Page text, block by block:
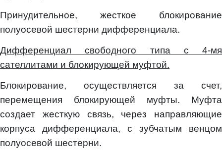
Принудительное, жесткое блокирование
полуосевой шестерни дифференциала.
Дифференциал свободного типа с 4-мя
сателлитами и блокирующей муфтой.
Блокирование, осуществляется за счет,
перемещения блокирующей муфты. Муфта
создает жесткую связь, через направляющие
корпуса дифференциала, с зубчатым венцом
полуосевой шестерни.